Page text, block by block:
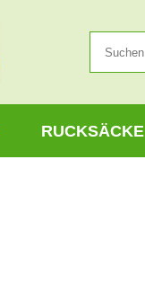
RUCKSÄCKE